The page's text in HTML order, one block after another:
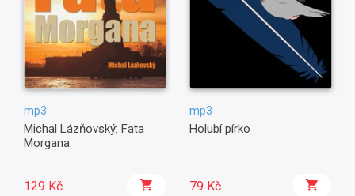
mp3
Michal Lázňovský: Fata
Morgana
129 Kč
mp3
Holubí pírko
79 Kč